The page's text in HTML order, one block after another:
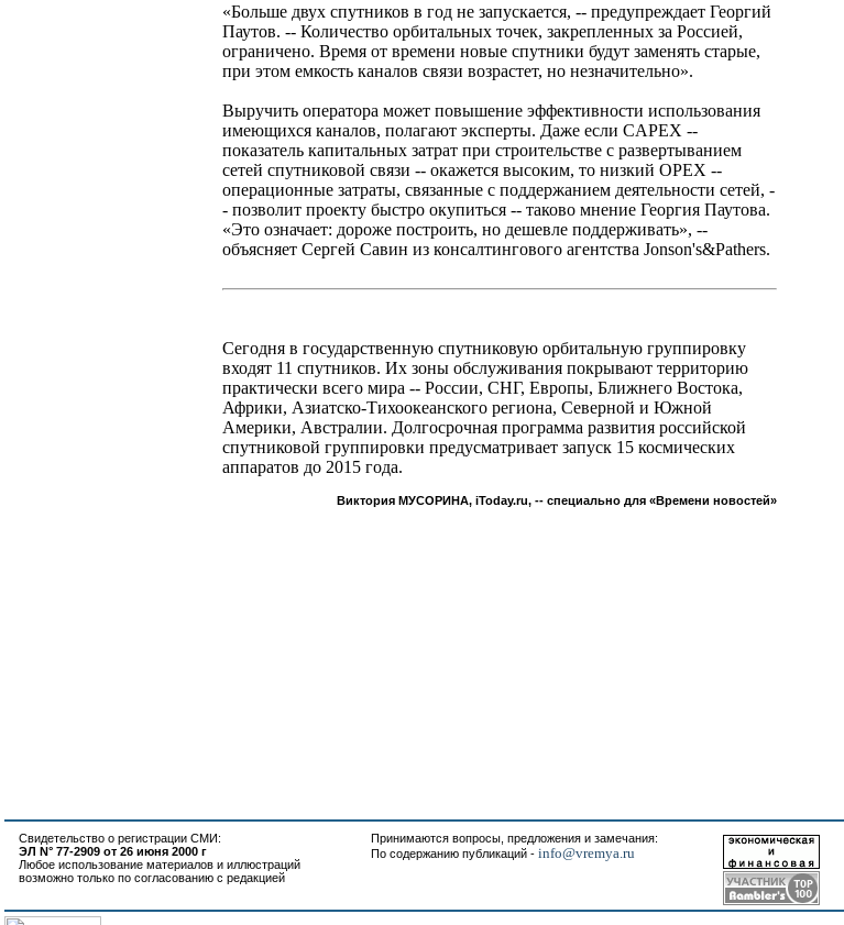
«Больше двух спутников в год не запускается, -- предупреждает Георгий
Паутов. -- Количество орбитальных точек, закрепленных за Россией,
ограничено. Время от времени новые спутники будут заменять старые,
при этом емкость каналов связи возрастет, но незначительно».
Выручить оператора может повышение эффективности использования
имеющихся каналов, полагают эксперты. Даже если CAPEX --
показатель капитальных затрат при строительстве с развертыванием
сетей спутниковой связи -- окажется высоким, то низкий OPEX --
операционные затраты, связанные с поддержанием деятельности сетей, -
- позволит проекту быстро окупиться -- таково мнение Георгия Паутова.
«Это означает: дороже построить, но дешевле поддерживать», --
объясняет Сергей Савин из консалтингового агентства Jonson's&Pathers.
Сегодня в государственную спутниковую орбитальную группировку
входят 11 спутников. Их зоны обслуживания покрывают территорию
практически всего мира -- России, СНГ, Европы, Ближнего Востока,
Африки, Азиатско-Тихоокеанского региона, Северной и Южной
Америки, Австралии. Долгосрочная программа развития российской
спутниковой группировки предусматривает запуск 15 космических
аппаратов до 2015 года.
Виктория МУСОРИНА, iToday.ru, -- специально для «Времени новостей»
Свидетельство о регистрации СМИ:
ЭЛ N° 77-2909 от 26 июня 2000 г
Любое использование материалов и иллюстраций
возможно только по согласованию с редакцией
Принимаются вопросы, предложения и замечания:
По содержанию публикаций - info@vremya.ru